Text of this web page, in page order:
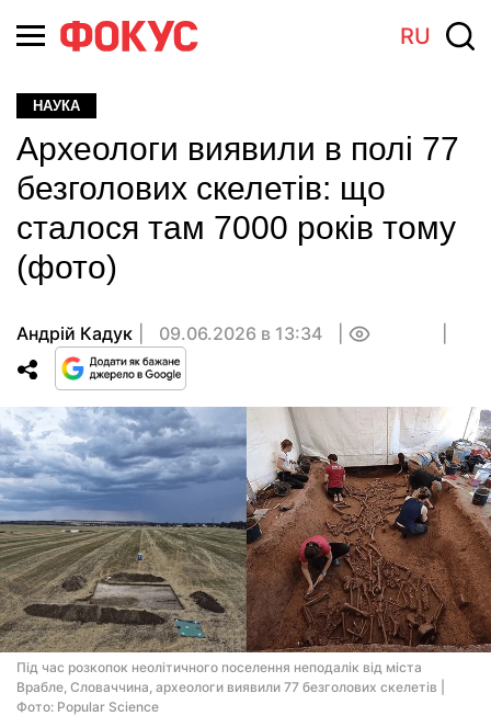
RU
НАУКА
Археологи виявили в полі 77
безголових скелетів: що
сталося там 7000 років тому
(фото)
Андрій Кадук 09.06.2026 в 13:34
Під час розкопок неолітичного поселення неподалік від міста
Врабле, Словаччина, археологи виявили 77 безголових скелетів |
Фото: Popular Science